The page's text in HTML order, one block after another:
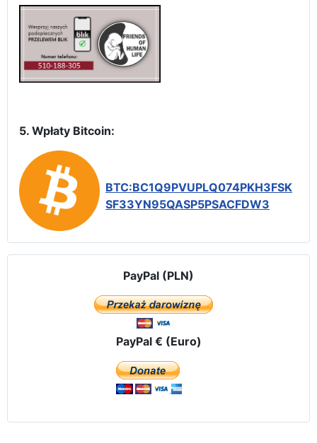
5. Wpłaty Bitcoin:
BTC:BC1Q9PVUPLQ074PKH3FSK
SF33YN95QASP5PSACFDW3
PayPal (PLN)
PayPal € (Euro)